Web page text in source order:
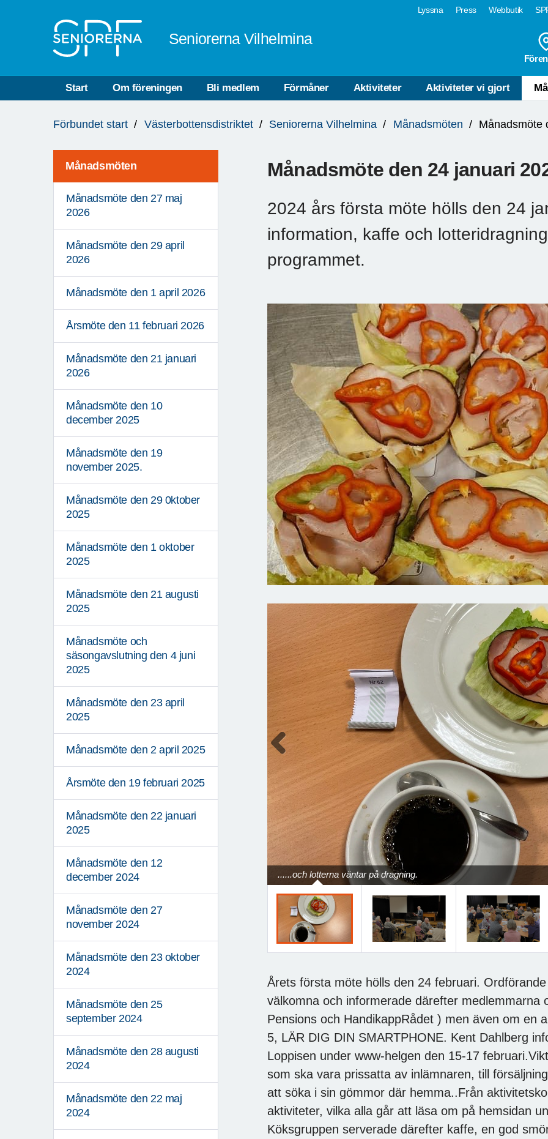
Lyssna Press Webbutik
Seniorerna Vilhelmina
Start Om föreningen Bli medlem Förmåner Aktiviteter Aktiviteter vi gjort
är
Förbundet start Västerbottensdistriktet Seniorerna Vilhelmina Månadsmöten Månadsmöte
Månadsmöten
Månadsmöte den 27 maj
2026
Månadsmöte den 29 april
2026
Månadsmöte den 1 april 2026
Årsmöte den 11 februari 2026
Månadsmöte den 21 januari
2026
Månadsmöte den 10
december 2025
Månadsmöte den 19
november 2025.
Månadsmöte den 29 0ktober
2025
Månadsmöte den 1 oktober
2025
Månadsmöte den 21 augusti
2025
Månadsmöte och
säsongavslutning den 4 juni
2025
Månadsmöte den 23 april
2025
Månadsmöte den 2 april 2025
Årsmöte den 19 februari 2025
Månadsmöte den 22 januari
2025
Månadsmöte den 12
december 2024
Månadsmöte den 27
november 2024
Månadsmöte den 23 oktober
2024
Månadsmöte den 25
september 2024
Månadsmöte den 28 augusti
2024
Månadsmöte den 22 maj
2024
Månadsmöte den 24 januari
2024 års första möte hölls den 24
information, kaffe och
programmet.
......och lotterna väntar på dragning.
Previous
Årets första möte hölls den 24 februari.
välkomna och informerade därefter medlemmarna
Pensions och HandikappRådet ) men även om en
5, LÄR DIG DIN SMARTPHONE. Kent Dahlberg
Loppisen under www-helgen den 15-17
som ska vara prissatta av inlämnaren, till
att söka i sin gömmor där hemma..Från
aktiviteter, vilka alla går att läsa om på hemsidan
Köksgruppen serverade därefter kaffe, en god